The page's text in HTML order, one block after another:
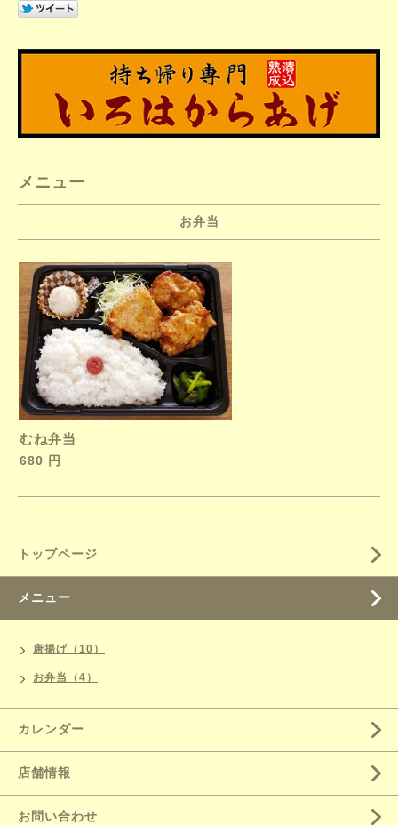
メニュー
お弁当
むね弁当
680 円
トップページ
メニュー
唐揚げ（10）
お弁当（4）
カレンダー
店舗情報
お問い合わせ